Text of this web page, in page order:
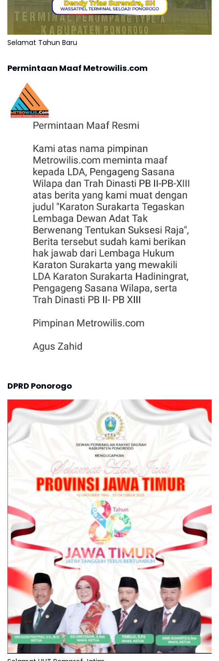
Selamat Tahun Baru
Permintaan Maaf Metrowilis.com
DPRD Ponorogo